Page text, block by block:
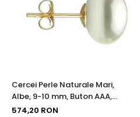
Cercei Perle Naturale Mari,
Albe, 9-10 mm, Buton AAA,
Aur 14K (aur 585), Tip Șurub |
574,20 RON